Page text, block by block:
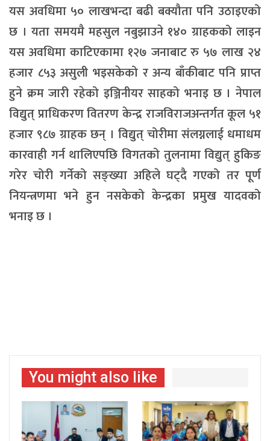
यस अवधिमा ५० लाखभन्दा बढी बक्यौता पनि उठाइएको
छ । यता समयमै महसुल नबुझाउने १४० ग्राहकको लाइन
यस अवधिमा काटिएकामा १२७ जनाबाट रु ५७ लाख २४
हजार ८५३ असुली भइसकेको र अन्य बाँकीबाट पनि प्राप्त
हुने क्रम जारी रहेको इञ्जिनीयर साहको भनाइ छ । नेपाल
विद्युत् प्राधिकरण वितरण केन्द्र राजविराजअन्तर्गत कूल ५१
हजार ९८७ ग्राहक छन् । विद्युत् चोरीमा संलग्नलाई धमाधम
कारवाही गर्न थालिएपछि विगतको तुलनामा विद्युत् हुकिङ
गरेर चोरी गर्नेको सङ्ख्या अहिले घट्दै गएको तर पूर्ण
नियन्त्रणमा भने हुन नसकेको केन्द्रका प्रमुख यादवको
भनाइ छ ।
You might also like